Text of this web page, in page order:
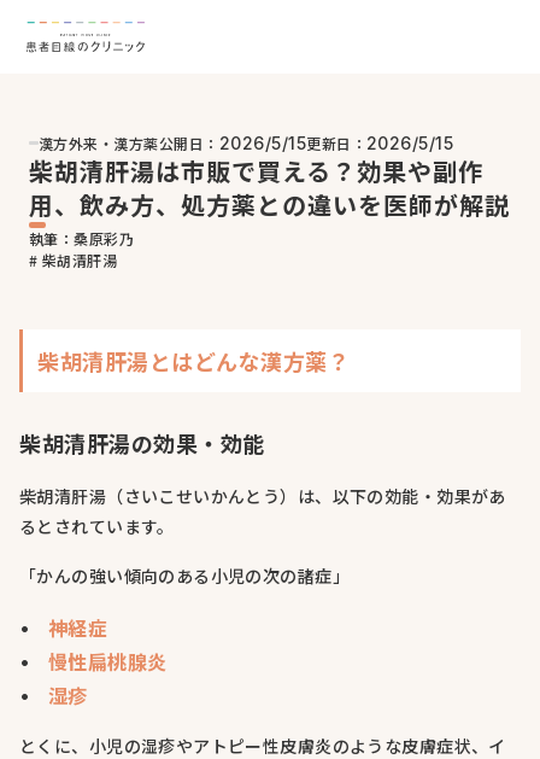
漢方外来・漢方薬公開日： 2026/5/15更新日： 2026/5/15
柴胡清肝湯は市販で買える？効果や副作
用、飲み方、処方薬との違いを医師が解説
執筆：桑原彩乃
# 柴胡清肝湯
柴胡清肝湯とはどんな漢方薬？
柴胡清肝湯の効果・効能
柴胡清肝湯（さいこせいかんとう）は、以下の効能・効果があ
るとされています。
「かんの強い傾向のある小児の次の諸症」
神経症
慢性扁桃腺炎
湿疹
とくに、小児の湿疹やアトピー性皮膚炎のような皮膚症状、イ